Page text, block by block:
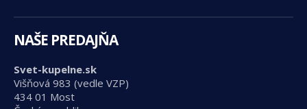
NAŠE PREDAJŇA
Svet-kupelne.sk
Višňová 983 (vedle VZP)
434 01 Most